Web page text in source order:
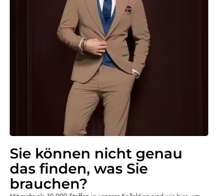
Sie können nicht genau
das finden, was Sie
brauchen?